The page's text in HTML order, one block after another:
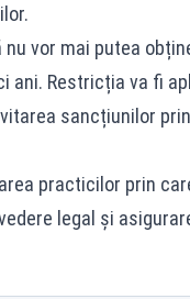
vor mai putea
ani. Restricția va fi
sancțiunilor
practicilor prin
legal și